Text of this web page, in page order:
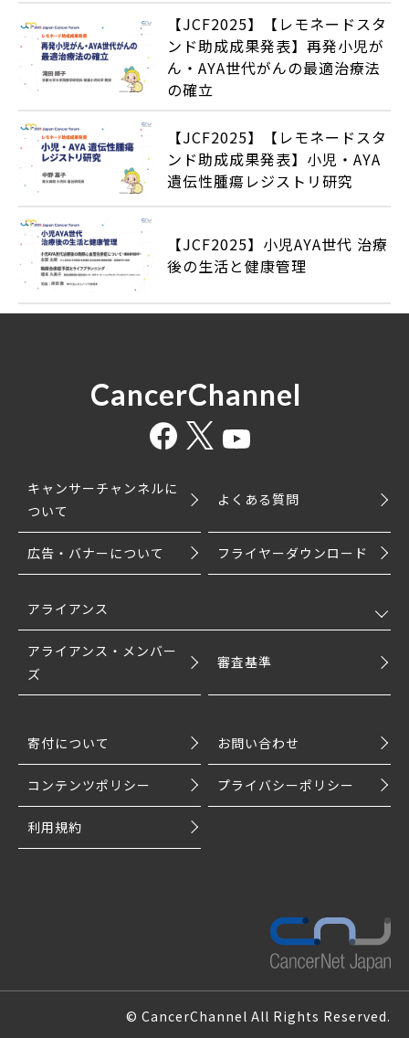
【JCF2025】【レモネードスタ
ンド助成成果発表】再発小児が
ん・AYA世代がんの最適治療法
の確立
【JCF2025】【レモネードスタ
ンド助成成果発表】小児・AYA
遺伝性腫瘍レジストリ研究
【JCF2025】小児AYA世代 治療
後の生活と健康管理
CancerChannel
キャンサーチャンネルに
ついて
よくある質問
広告・バナーについて フライヤーダウンロード
アライアンス
アライアンス・メンバー
ズ
審査基準
寄付について お問い合わせ
コンテンツポリシー プライバシーポリシー
利用規約
© CancerChannel All Rights Reserved.